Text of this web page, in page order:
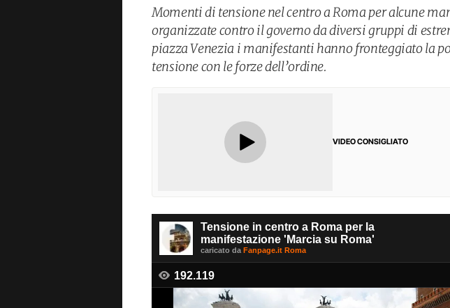
Momenti di tensione nel centro a Roma per alcune
organizzate contro il governo da diversi gruppi di
piazza Venezia i manifestanti hanno fronteggiato la
tensione con le forze dell’ordine.
VIDEO CONSIGLIATO